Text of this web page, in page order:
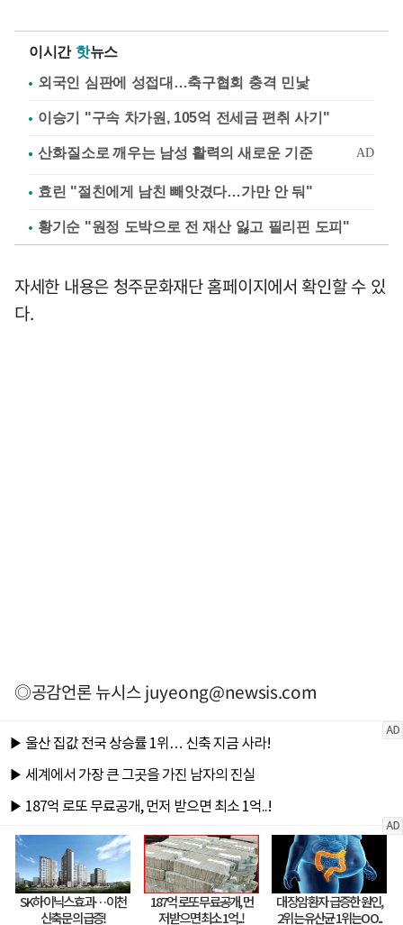
이시간 핫뉴스
외국인 심판에 성접대…축구협회 충격 민낯
이승기 "구속 차가원, 105억 전세금 편취 사기"
효린 "절친에게 남친 빼앗겼다…가만 안 둬"
황기순 "원정 도박으로 전 재산 잃고 필리핀 도피"
자세한 내용은 청주문화재단 홈페이지에서 확인할 수 있
다.
◎공감언론 뉴시스juyeong@newsis.com